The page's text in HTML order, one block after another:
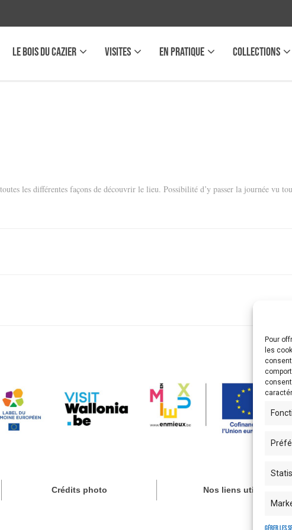
Pour
les
LE BOIS DU CAZIER VISITES EN PRATIQUE COLLECTIONS
les différentes façons de découvrir le lieu. Possibilité d’y passer la journée vu
Crédits photo Nos liens utiles